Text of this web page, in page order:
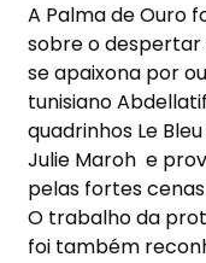
A Palma de Ouro
sobre o despertar
se apaixona por
tunisiano
quadrinhos Le
Julie Maroh e
pelas fortes
O trabalho da
foi também